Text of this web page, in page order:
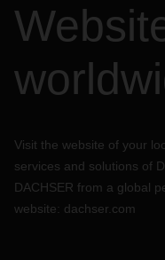
Visit the website of your
services and solutions of
DACHSER from a global
website: dachser.com